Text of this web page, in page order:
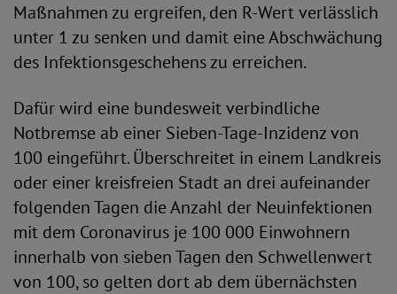
Maßnahmen zu ergreifen, den R-Wert verlässlich
unter 1 zu senken und damit eine Abschwächung
des Infektionsgeschehens zu erreichen.
Dafür wird eine bundesweit verbindliche
Notbremse ab einer Sieben-Tage-Inzidenz von
100 eingeführt. Überschreitet in einem Landkreis
oder einer kreisfreien Stadt an drei aufeinander
folgenden Tagen die Anzahl der Neuinfektionen
mit dem Coronavirus je 100 000 Einwohnern
innerhalb von sieben Tagen den Schwellenwert
von 100, so gelten dort ab dem übernächsten